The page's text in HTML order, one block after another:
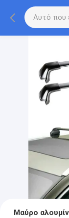
Μαύρο